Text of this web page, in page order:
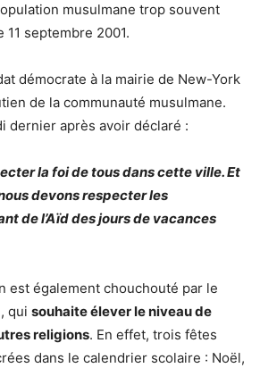
musulmane trop souvent
septembre 2001.
démocrate à la mairie de New-York
de la communauté musulmane.
dernier après avoir déclaré :
la foi de tous dans cette ville. Et
devons respecter les
de l’Aïd des jours de vacances
est également chouchouté par le
qui souhaite élever le niveau de
religions. En effet, trois fêtes
dans le calendrier scolaire : Noël,